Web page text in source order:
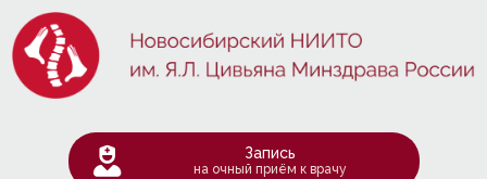
Запись
на очный приём к врачу